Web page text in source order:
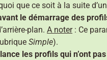
que ce soit à la suite
le démarrage des
plan. A noter: Ce
Simple).
les profils qui n’ont